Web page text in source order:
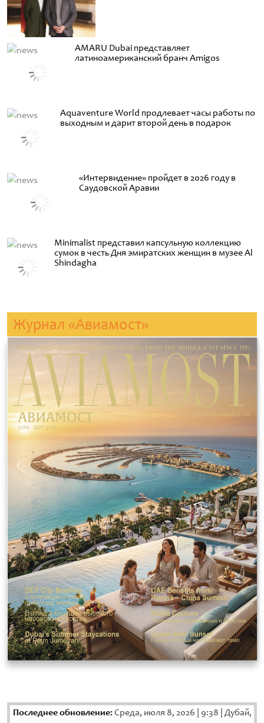
AMARU Dubai представляет
латиноамериканский бранч Amigos
Aquaventure World продлевает часы работы по
выходным и дарит второй день в подарок
«Интервидение» пройдет в 2026 году в
Саудовской Аравии
Minimalist представил капсульную коллекцию
сумок в честь Дня эмиратских женщин в музее Al
Shindagha
Журнал «Авиамост»
Последнее обновление:Среда, июля 8, 2026 9:38 Дубай,